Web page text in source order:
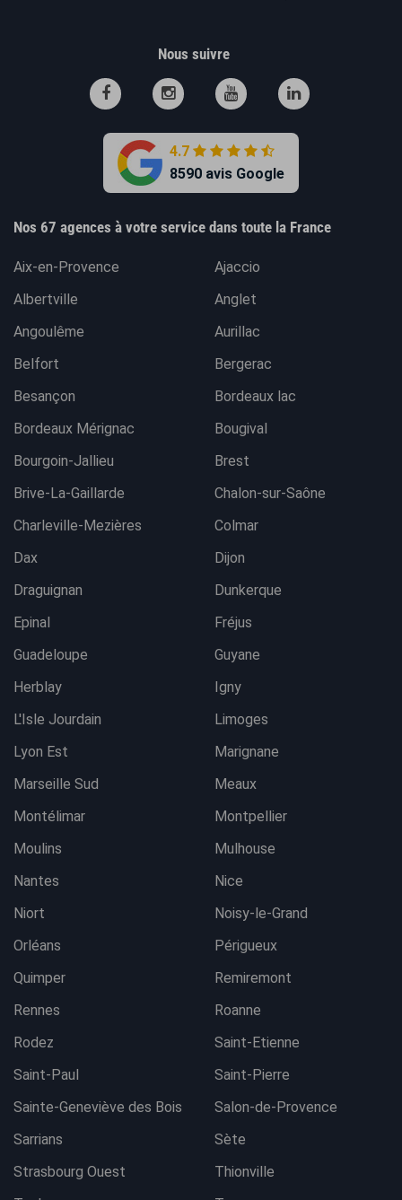
Nous suivre
4.7
8590 avis Google
Nos 67 agences à votre service dans toute la France
Aix-en-Provence
Ajaccio
Albertville
Anglet
Angoulême
Aurillac
Belfort
Bergerac
Besançon
Bordeaux lac
Bordeaux Mérignac
Bougival
Bourgoin-Jallieu
Brest
Brive-La-Gaillarde
Chalon-sur-Saône
Charleville-Mezières
Colmar
Dax
Dijon
Draguignan
Dunkerque
Epinal
Fréjus
Guadeloupe
Guyane
Herblay
Igny
L'Isle Jourdain
Limoges
Lyon Est
Marignane
Marseille Sud
Meaux
Montélimar
Montpellier
Moulins
Mulhouse
Nantes
Nice
Niort
Noisy-le-Grand
Orléans
Périgueux
Quimper
Remiremont
Rennes
Roanne
Rodez
Saint-Etienne
Saint-Paul
Saint-Pierre
Sainte-Geneviève des Bois
Salon-de-Provence
Sarrians
Sète
Strasbourg Ouest
Thionville